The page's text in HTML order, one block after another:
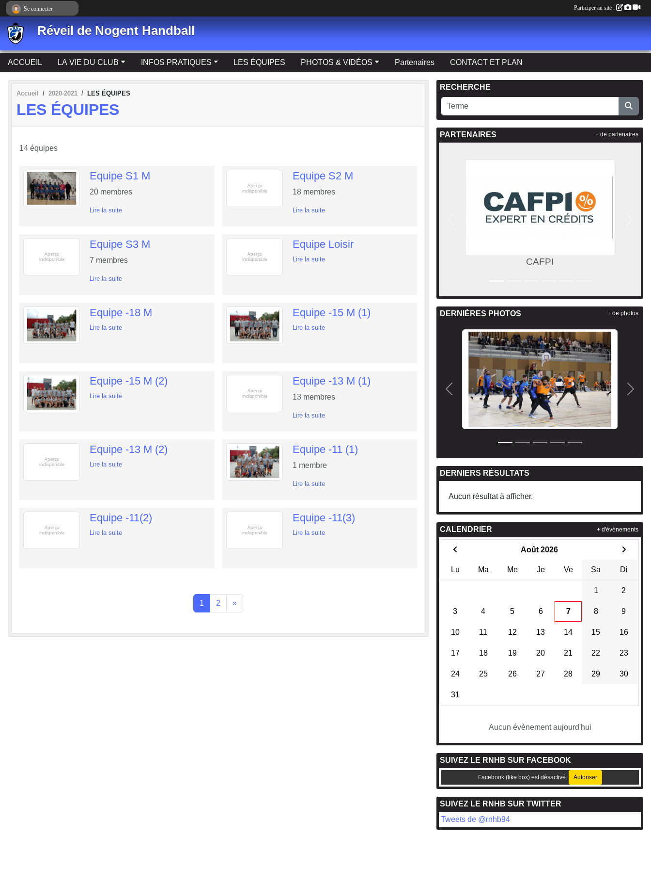
Réveil de Nogent Handball
ACCUEIL LA VIE DU CLUB INFOS PRATIQUES LES ÉQUIPES PHOTOS & VIDÉOS Partenaires CONTACT ET PLAN
Accueil 2020-2021 LES ÉQUIPES
LES ÉQUIPES
14 équipes
Equipe S1 M
20membres
Lire la suite
Equipe S2 M
18membres
Lire la suite
Equipe S3 M
7 membres
Lire la suite
Equipe Loisir
Lire la suite
Equipe -18 M
Lire la suite
Equipe -15 M (1)
Lire la suite
Equipe -15 M (2)
Lire la suite
Equipe -13 M (1)
13membres
Lire la suite
Equipe -13 M (2)
Lire la suite
Equipe -11 (1)
1 membre
Lire la suite
Equipe -11(2)
Lire la suite
Equipe -11(3)
Lire la suite
1 2 »
RECHERCHE
PARTENAIRES
CAFPI
+ de partenaires
DERNIÈRES PHOTOS
Précedent
+ de photos
DERNIERS RÉSULTATS
Aucun résultat à afficher.
CALENDRIER
Août 2026
Lu Ma Me Je Ve Sa Di
1 2
3 4 5 6 7 8 9
10 11 12 13 14 15 16
17 18 19 20 21 22 23
24 25 26 27 28 29 30
31
Aucun évènement aujourd'hui
+ d'évènements
SUIVEZ LE RNHB SUR FACEBOOK
Facebook (like box) est désactivé. Autoriser
SUIVEZ LE RNHB SUR TWITTER
Tweets de @rnhb94
Se connecter Participer au site :
Panneau de gestion des cookies